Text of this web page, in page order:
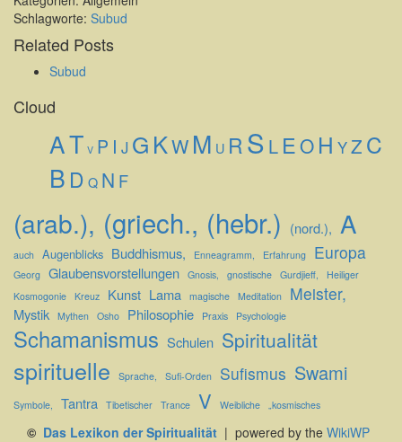
Schlagworte: Subud
Related Posts
Subud
Cloud
AT V P I J GKW M U R S L EO H YZ C
B D Q N F
(arab.), (griech., (hebr.) (nord.), A
auch Augenblicks Buddhismus, Enneagramm, Erfahrung Europa
Georg Glaubensvorstellungen Gnosis, gnostische Gurdjieff,
Heiliger
Kosmogonie Kreuz Kunst Lama magische Meditation Meister,
Mystik Mythen Osho Philosophie Praxis Psychologie
Schamanismus Schulen Spiritualität
spirituelle Sprache, Sufi-Orden Sufismus Swami
Symbole, Tantra Tibetischer Trance V Weibliche „kosmisches
© Das Lexikon der Spiritualität | powered by the WikiWP